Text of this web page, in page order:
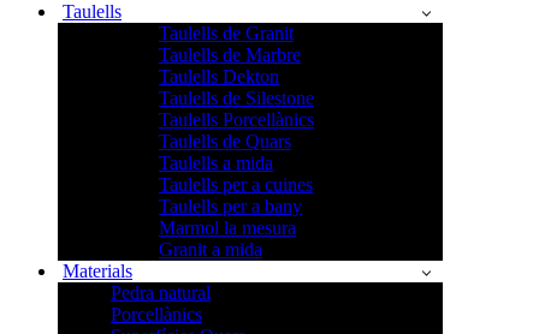
Taulells
Taulells de Granit
Taulells de Marbre
Taulells Dekton
Taulells de Silestone
Taulells Porcellànics
Taulells de Quars
Taulells a mida
Taulells per a cuines
Taulells per a bany
Marmol la mesura
Granit a mida
Materials
Pedra natural
Porcellànics